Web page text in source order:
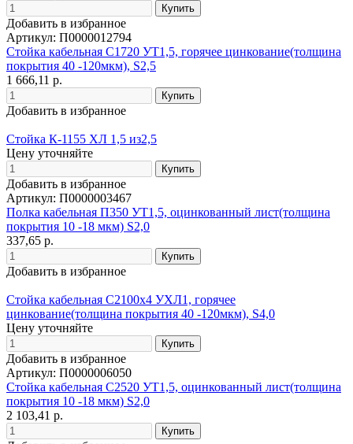
Добавить в избранное
Артикул: П0000012794
Стойка кабельная С1720 УТ1,5, горячее цинкование(толщина
покрытия 40 -120мкм), S2,5
1 666,11 р.
Добавить в избранное
Стойка К-1155 ХЛ 1,5 из2,5
Цену уточняйте
Добавить в избранное
Артикул: П0000003467
Полка кабельная П350 УТ1,5, оцинкованный лист(толщина
покрытия 10 -18 мкм) S2,0
337,65 р.
Добавить в избранное
Стойка кабельная С2100х4 УХЛ1, горячее
цинкование(толщина покрытия 40 -120мкм), S4,0
Цену уточняйте
Добавить в избранное
Артикул: П0000006050
Стойка кабельная С2520 УТ1,5, оцинкованный лист(толщина
покрытия 10 -18 мкм) S2,0
2 103,41 р.